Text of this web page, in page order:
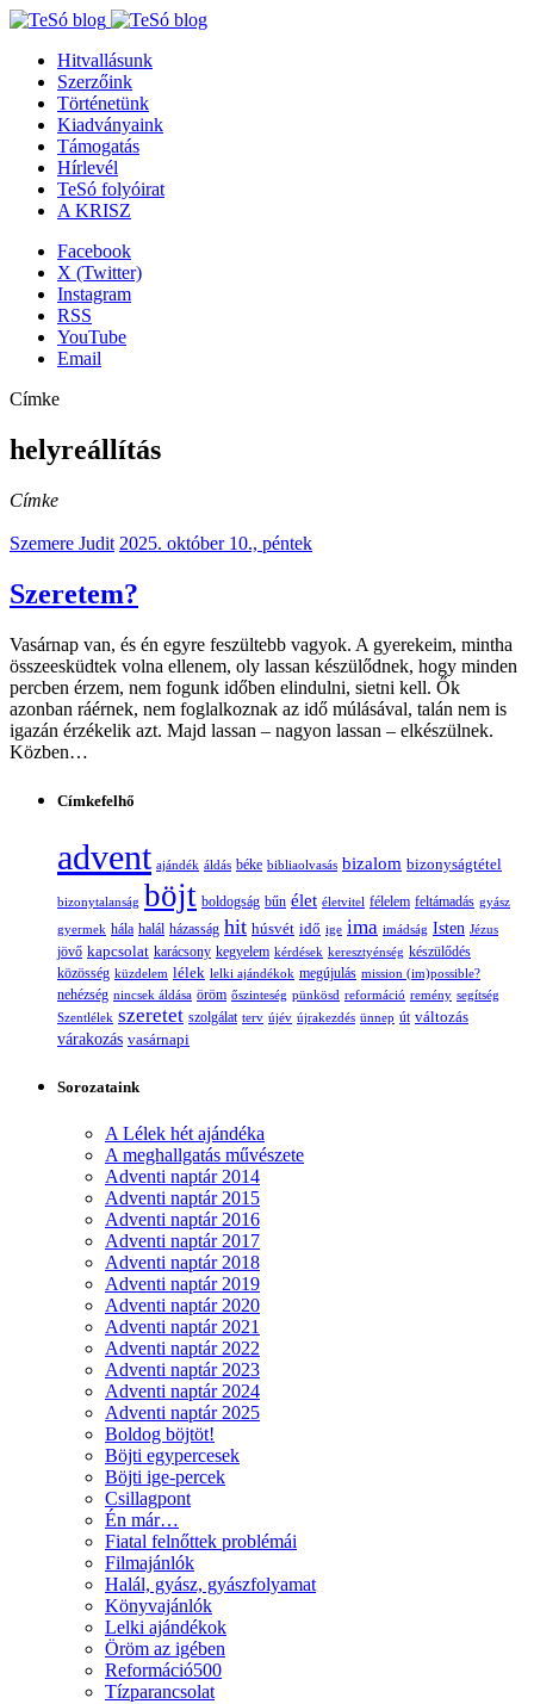
Hitvallásunk
Szerzőink
Történetünk
Kiadványaink
Támogatás
Hírlevél
TeSó folyóirat
A KRISZ
Facebook
X (Twitter)
Instagram
RSS
YouTube
Email
Címke
helyreállítás
Címke
Szemere Judit 2025. október 10., péntek
Szeretem?
Vasárnap van, és én egyre feszültebb vagyok. A gyerekeim, mintha
összeesküdtek volna ellenem, oly lassan készülődnek, hogy minden
percben érzem, nem fogunk időben elindulni, sietni kell. Ők
azonban ráérnek, nem foglalkoznak az idő múlásával, talán nem is
igazán érzékelik azt. Majd lassan – nagyon lassan – elkészülnek.
Közben…
Címkefelhő
advent ajándék áldás béke bibliaolvasás bizalom bizonyságtétel
bizonytalanság böjt boldogság bűn élet életvitel félelem feltámadás gyász
gyermek hála halál házasság hit húsvét idő ige ima imádság Isten Jézus
jövő kapcsolat karácsony kegyelem kérdések keresztyénség készülődés
közösség küzdelem lélek lelki ajándékok megújulás mission (im)possible?
nehézség nincsek áldása öröm őszinteség pünkösd reformáció remény segítség
Szentlélek szeretet szolgálat terv újév újrakezdés ünnep út változás
várakozás vasárnapi
Sorozataink
A Lélek hét ajándéka
A meghallgatás művészete
Adventi naptár 2014
Adventi naptár 2015
Adventi naptár 2016
Adventi naptár 2017
Adventi naptár 2018
Adventi naptár 2019
Adventi naptár 2020
Adventi naptár 2021
Adventi naptár 2022
Adventi naptár 2023
Adventi naptár 2024
Adventi naptár 2025
Boldog böjtöt!
Böjti egypercesek
Böjti ige-percek
Csillagpont
Én már…
Fiatal felnőttek problémái
Filmajánlók
Halál, gyász, gyászfolyamat
Könyvajánlók
Lelki ajándékok
Öröm az igében
Reformáció500
Tízparancsolat